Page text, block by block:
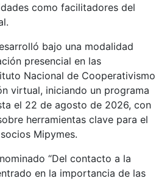
como facilitadores del
bajo una modalidad
presencial en las
Nacional de Cooperativismo
virtual, iniciando un programa
el 22 de agosto de 2026, con
herramientas clave para el
Mipymes.
“Del contacto a la
en la importancia de las